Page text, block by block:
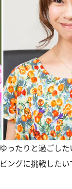
ったりと過ごし
ングに挑戦した